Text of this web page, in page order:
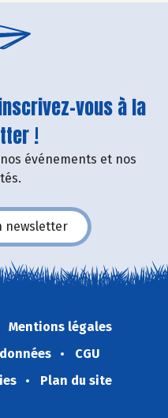
vous à la
!
événements et nos
newsletter
Mentions légales
CGU
Plan du site